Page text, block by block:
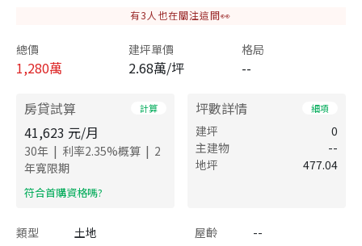
有3 人也在關注這間👀
總價
1,280萬
建坪單價
2.68萬/坪
格局
--
房貸試算 計算
41,623 元/月
30年 | 利率2.35%概算 | 2
年寬限期
​符合首購資格嗎?
坪數詳情 細項
建坪
0
主建物
--
地坪
477.04
類型 土地 屋齡
--